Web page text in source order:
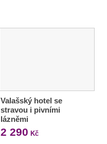
Valašský hotel se
stravou i pivními
lázněmi
2 290 Kč